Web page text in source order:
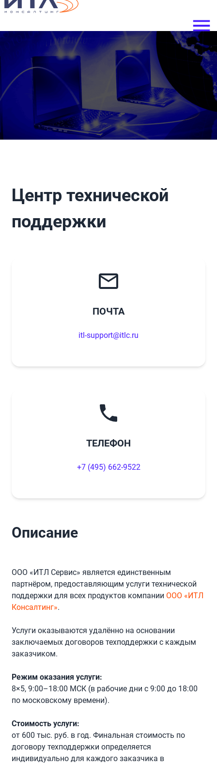
Центр технической
поддержки
ПОЧТА
itl-support@itlc.ru
ТЕЛЕФОН
+7 (495) 662-9522
Описание
ООО «ИТЛ Сервис» является единственным
партнёром, предоставляющим услуги технической
поддержки для всех продуктов компании ООО «ИТЛ
Консалтинг».
Услуги оказываются удалённо на основании
заключаемых договоров техподдержки с каждым
заказчиком.
Режим оказания услуги:
8×5, 9:00–18:00 МСК (в рабочие дни с 9:00 до 18:00
по московскому времени).
Стоимость услуги:
от 600 тыс. руб. в год. Финальная стоимость по
договору техподдержки определяется
индивидуально для каждого заказчика в